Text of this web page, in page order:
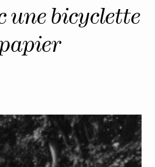
une bicyclette